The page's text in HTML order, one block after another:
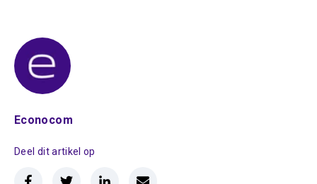
Econocom
Deel dit artikel op